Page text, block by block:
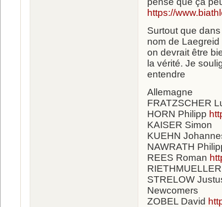
https://
Surtout que
nom de
on devrait être
la vérité. Je
entendre
Allemagne
FRATZSCHER
HORN Philipp
KAISER Simon
KUEHN
NAWRATH
REES Roman
STRELOW
Newcomers
ZOBEL David